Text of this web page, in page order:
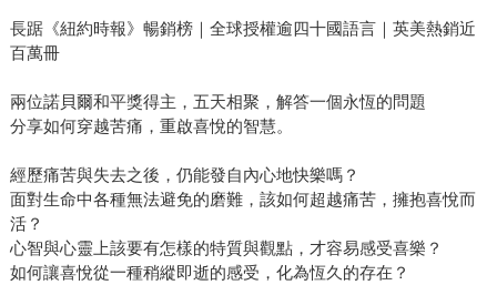
長踞《紐約時報》暢銷榜｜全球授權逾四十國語言｜英美熱銷近
百萬冊
兩位諾貝爾和平獎得主，五天相聚，解答一個永恆的問題
分享如何穿越苦痛，重啟喜悅的智慧。
經歷痛苦與失去之後，仍能發自內心地快樂嗎？
面對生命中各種無法避免的磨難，該如何超越痛苦，擁抱喜悅而
活？
心智與心靈上該要有怎樣的特質與觀點，才容易感受喜樂？
如何讓喜悅從一種稍縱即逝的感受，化為恆久的存在？